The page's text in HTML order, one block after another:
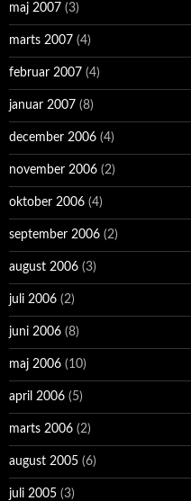
maj 2007 (3)
marts 2007 (4)
februar 2007 (4)
januar 2007 (8)
december 2006 (4)
november 2006 (2)
oktober 2006 (4)
september 2006 (2)
august 2006 (3)
juli 2006 (2)
juni 2006 (8)
maj 2006 (10)
april 2006 (5)
marts 2006 (2)
august 2005 (6)
juli 2005 (3)